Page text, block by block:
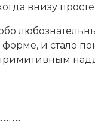
внизу
и стало
примитивным